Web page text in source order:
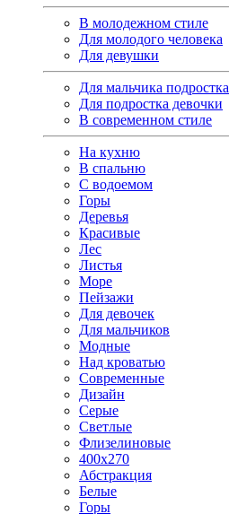
В молодежном стиле
Для молодого человека
Для девушки
Для мальчика подростка
Для подростка девочки
В современном стиле
На кухню
В спальню
С водоемом
Горы
Деревья
Красивые
Лес
Листья
Море
Пейзажи
Для девочек
Для мальчиков
Модные
Над кроватью
Современные
Дизайн
Серые
Светлые
Флизелиновые
400х270
Абстракция
Белые
Горы